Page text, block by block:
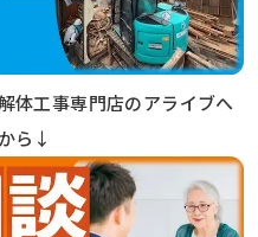
体工事専門店のアライブへ
ら↓